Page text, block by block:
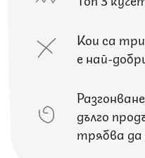
Кои са
е най-
дълго
трябва да